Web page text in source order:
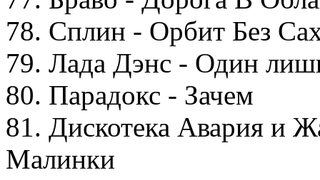
78. Сплин - Орбит Без
79. Лада Дэнс - Один
80. Парадокс - Зачем
81. Дискотека Авария и
Малинки